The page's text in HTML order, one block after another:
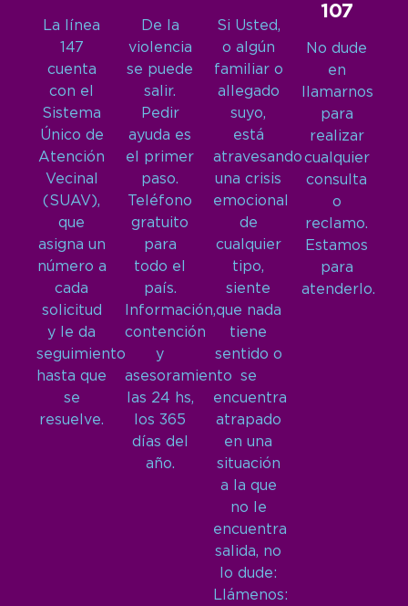
La línea
147
cuenta
con el
Sistema
Único de
Atención
Vecinal
(SUAV),
que
asigna un
número a
cada
solicitud
y le da
seguimiento
hasta que
se
resuelve.
De la
violencia
se puede
salir.
Pedir
ayuda es
el primer
paso.
Teléfono
gratuito
para
todo el
país.
Información,
contención
y
asesoramiento
las 24 hs,
los 365
días del
año.
Si Usted,
o algún
familiar o
allegado
suyo,
está
atravesando
una crisis
emocional
de
cualquier
tipo,
siente
que nada
tiene
sentido o
se
encuentra
atrapado
en una
situación
a la que
no le
encuentra
salida, no
lo dude:
Llámenos:
107
No dude
en
llamarnos
para
realizar
cualquier
consulta
o
reclamo.
Estamos
para
atenderlo.